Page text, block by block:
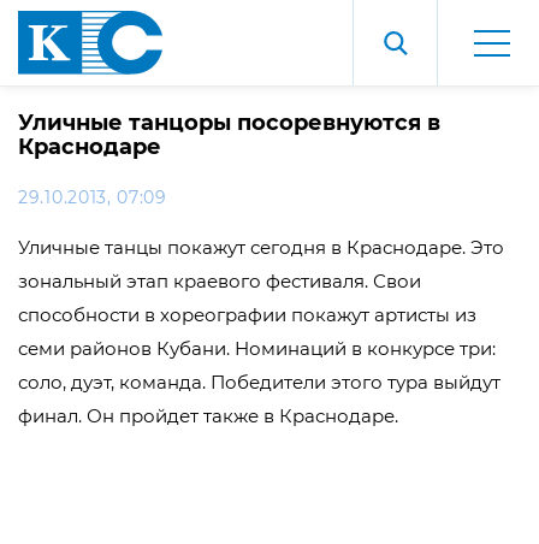
Уличные танцоры посоревнуются в
Краснодаре
29.10.2013, 07:09
Уличные танцы покажут сегодня в Краснодаре. Это
зональный этап краевого фестиваля. Свои
способности в хореографии покажут артисты из
семи районов Кубани. Номинаций в конкурсе три:
соло, дуэт, команда. Победители этого тура выйдут
финал. Он пройдет также в Краснодаре.